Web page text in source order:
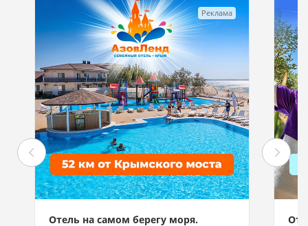
Реклама
Отель на самом берегу моря.